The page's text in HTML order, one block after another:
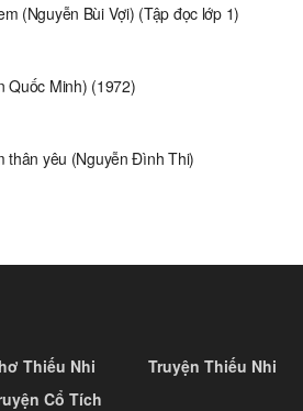
(Nguyễn Bùi Vợi) (Tập đọc lớp 1)
Quốc Minh) (1972)
thân yêu (Nguyễn Đình Thi)
Thiếu Nhi
Cổ Tích
Truyện Thiếu Nhi